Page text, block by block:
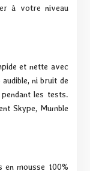
à votre niveau
et nette avec
ni bruit de
les tests.
Skype, Mumble
mousse 100%